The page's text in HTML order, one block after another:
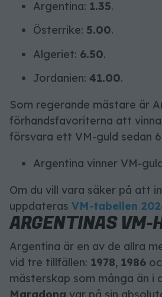
Argentina: 1.35.
Österrike: 5.00.
Algeriet: 6.50.
Jordanien: 41.00.
Som regerande mästare är
förhandsfavoriterna att
försvara ett VM-guld sedan
Argentina vinner VM-
Om du vill vara säker på att
uppdateras VM-tabellen
ARGENTINAS VM-
Argentina är en av de allra
vid tre tillfällen: 1978, 1986
mästerskap som många än
Maradona var på sin